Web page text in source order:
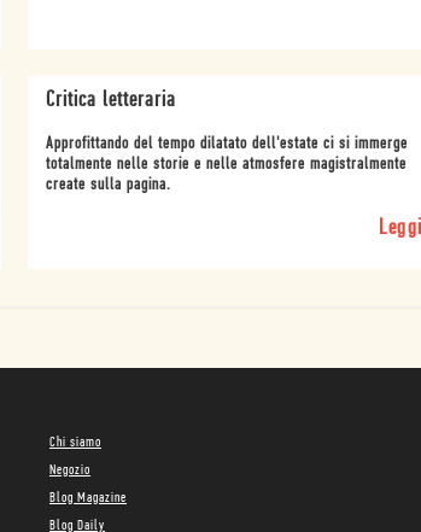
Critica letteraria
Approfittando del tempo dilatato dell'estate ci si immerge
totalmente nelle storie e nelle atmosfere magistralmente
create sulla pagina.
Leggi
Chi siamo
Negozio
Blog Magazine
Blog Daily